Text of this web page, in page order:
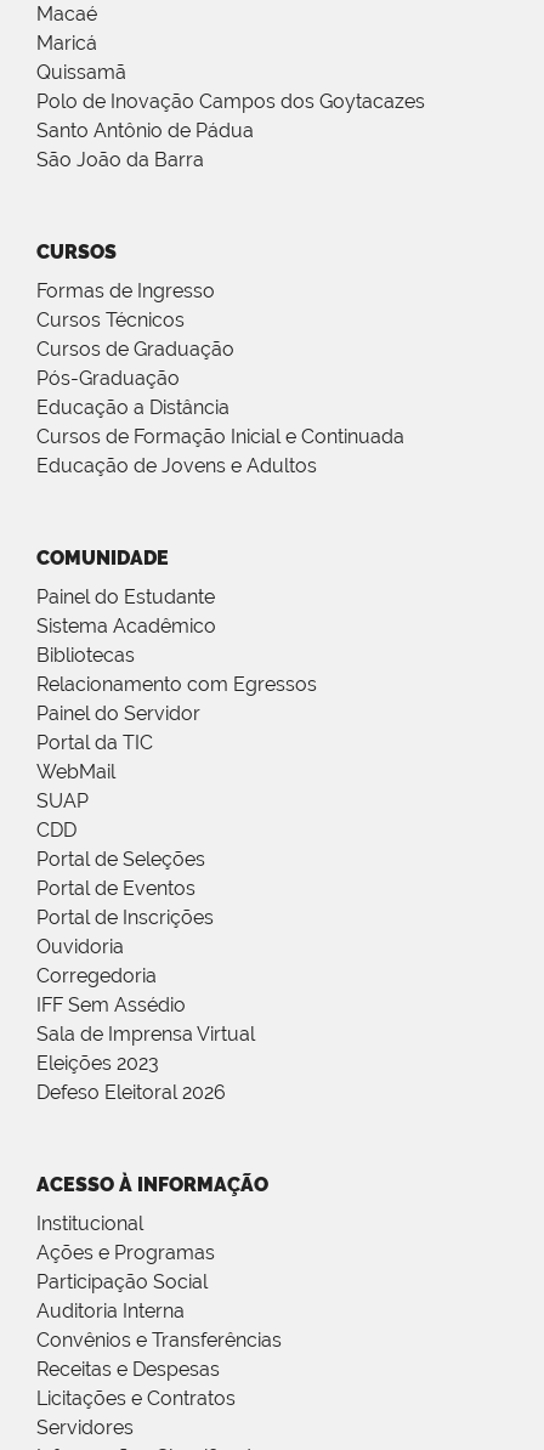
Macaé
Maricá
Quissamã
Polo de Inovação Campos dos Goytacazes
Santo Antônio de Pádua
São João da Barra
CURSOS
Formas de Ingresso
Cursos Técnicos
Cursos de Graduação
Pós-Graduação
Educação a Distância
Cursos de Formação Inicial e Continuada
Educação de Jovens e Adultos
COMUNIDADE
Painel do Estudante
Sistema Acadêmico
Bibliotecas
Relacionamento com Egressos
Painel do Servidor
Portal da TIC
WebMail
SUAP
CDD
Portal de Seleções
Portal de Eventos
Portal de Inscrições
Ouvidoria
Corregedoria
IFF Sem Assédio
Sala de Imprensa Virtual
Eleições 2023
Defeso Eleitoral 2026
ACESSO À INFORMAÇÃO
Institucional
Ações e Programas
Participação Social
Auditoria Interna
Convênios e Transferências
Receitas e Despesas
Licitações e Contratos
Servidores